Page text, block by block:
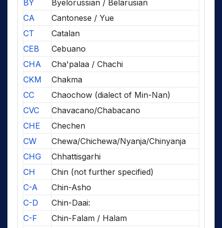
BY
Byelorussian / Belarusian
CA
Cantonese / Yue
CT
Catalan
CEB
Cebuano
CHA
Cha'palaa / Chachi
CKM
Chakma
CC
Chaochow (dialect of Min-Nan)
CVC
Chavacano/Chabacano
CHE
Chechen
CW
Chewa/Chichewa/Nyanja/Chinyanja
CHG
Chhattisgarhi
CH
Chin (not further specified)
C-A
Chin-Asho
C-D
Chin-Daai:
C-F
Chin-Falam / Halam